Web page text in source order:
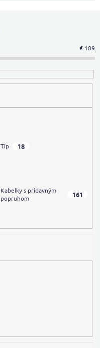
€ 189
Tip 18
Kabelky s prídavným
popruhom
161